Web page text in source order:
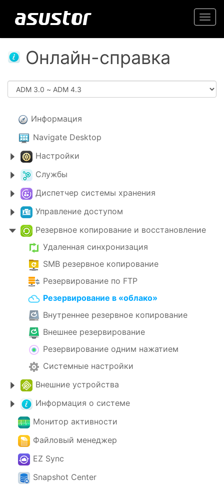
Онлайн-справка
Информация
Navigate Desktop
Настройки
Службы
Диспетчер системы хранения
Управление доступом
Резервное копирование и восстановление
Удаленная синхронизация
SMB резервное копирование
Резервирование по FTP
Резервирование в «облако»
Внутреннее резервное копирование
Внешнее резервирование
Резервирование одним нажатием
Системные настройки
Внешние устройства
Информация о системе
Монитор активности
Файловый менеджер
EZ Sync
Snapshot Center